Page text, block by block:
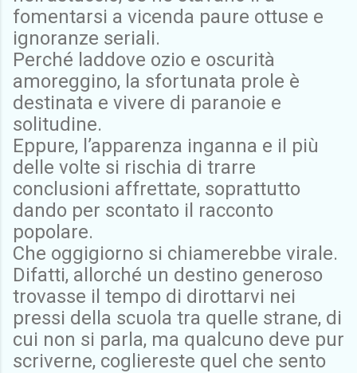
fomentarsi a vicenda paure ottuse e
ignoranze seriali.
Perché laddove ozio e oscurità
amoreggino, la sfortunata prole è
destinata e vivere di paranoie e
solitudine.
Eppure, l’apparenza inganna e il più
delle volte si rischia di trarre
conclusioni affrettate, soprattutto
dando per scontato il racconto
popolare.
Che oggigiorno si chiamerebbe virale.
Difatti, allorché un destino generoso
trovasse il tempo di dirottarvi nei
pressi della scuola tra quelle strane, di
cui non si parla, ma qualcuno deve pur
scriverne, cogliereste quel che sento